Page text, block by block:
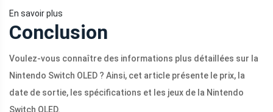
En savoir plus
Conclusion
Voulez-vous connaître des informations plus détaillées sur la
Nintendo Switch OLED ? Ainsi, cet article présente le prix, la
date de sortie, les spécifications et les jeux de la Nintendo
Switch OLED.